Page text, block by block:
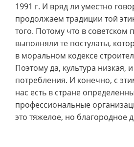
1991 г. И вряд ли уместно
продолжаем традиции той
того. Потому что в советском
выполняли те постулаты,
в моральном кодексе
Поэтому да, культура низкая,
потребления. И конечно, с
нас есть в стране
профессиональные
это тяжелое, но благородное